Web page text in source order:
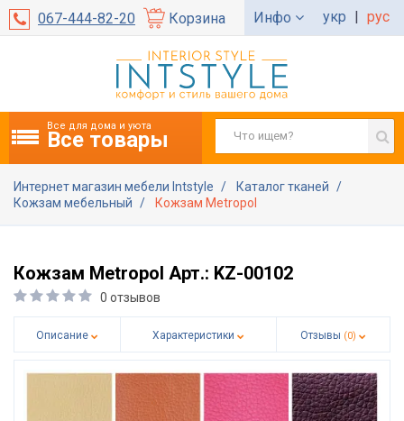
067-444-82-20 Корзина Инфо укр | рус
Все для дома и уюта
Все товары
Интернет магазин мебели Intstyle
Каталог тканей
Кожзам мебельный
Кожзам Metropol
Кожзам Metropol Арт.: KZ-00102
0 отзывов
Описание Характеристики Отзывы (0)